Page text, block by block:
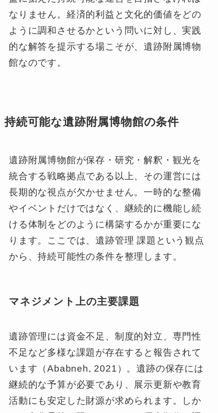
なりません。経済的利益と文化的価値をどの
ように調和させるかという問いに対し、実践
的な解答を提示する場こそが、遺跡附属博物
館なのです。
持続可能な遺跡附属博物館の条件
遺跡附属博物館が保存・研究・解釈・観光を
統合する戦略拠点である以上、その運営には
長期的な視点が欠かせません。一時的な整備
やイベントだけではなく、継続的に機能し続
ける体制をどのように構築するかが重要にな
ります。ここでは、遺跡管理 課題という観点
から、持続可能性の条件を整理します。
マネジメント上の主要課題
遺跡管理には資金不足、制度的対立、専門性
不足など多様な課題が存在すると報告されて
います（Ababneh, 2021）。遺跡の保存には
継続的な予算が必要であり、展示更新や教育
活動にも安定した財源が求められます。しか